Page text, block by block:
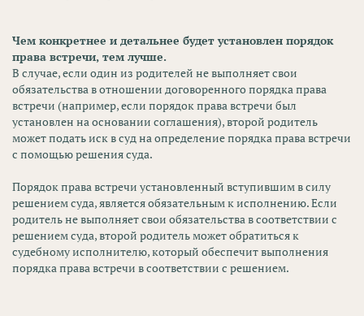
Чем конкретнее и детальнее будет установлен порядок
права встречи, тем лучше.
В случае, если один из родителей не выполняет свои
обязательства в отношении договоренного порядка права
встречи (например, если порядок права встречи был
установлен на основании соглашения), второй родитель
может подать иск в суд на определение порядка права встречи
с помощью решения суда.
Порядок права встречи установленный вступившим в силу
решением суда, является обязательным к исполнению. Если
родитель не выполняет свои обязательства в соответствии с
решением суда, второй родитель может обратиться к
судебному исполнителю, который обеспечит выполнения
порядка права встречи в соответствии с решением.